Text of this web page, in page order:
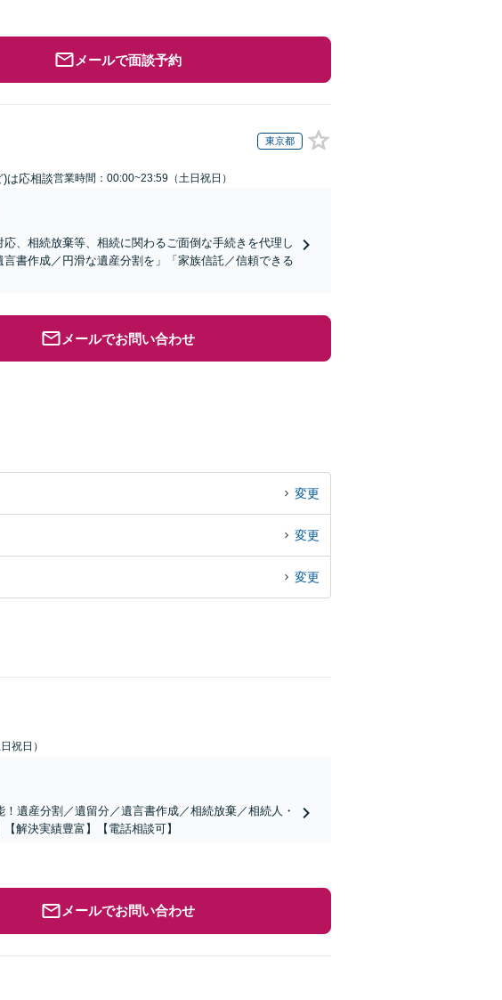
メールで面談予約
東京都
は応相談営業時間：00:00~23:59（土日祝日）
、相続放棄等、相続に関わるご面倒な手続きを代理し
書作成／円滑な遺産分割を」「家族信託／信頼できる
メールでお問い合わせ
変更
変更
変更
祝日）
遺産分割／遺留分／遺言書作成／相続放棄／相続人・
解決実績豊富】【電話相談可】
メールでお問い合わせ